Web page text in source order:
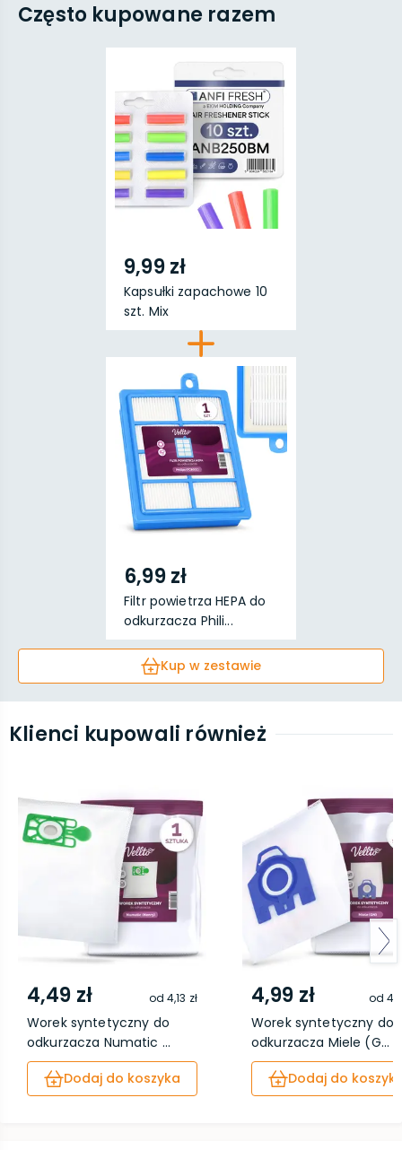
Często kupowane razem
9,99 zł
Kapsułki zapachowe 10
szt. Mix
6,99 zł
Filtr powietrza HEPA do
odkurzacza Phili...
Kup w zestawie
Klienci kupowali również
4,49 zł od4,13 zł
Worek syntetyczny do
odkurzacza Numatic ...
Dodaj do koszyka
4,99 zł od
Worek syntetyczny do
odkurzacza Miele (G...
Dodaj do